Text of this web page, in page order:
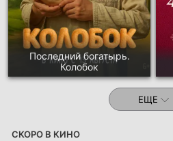
Последний богатырь.
Колобок
ЕЩЕ
СКОРО В КИНО